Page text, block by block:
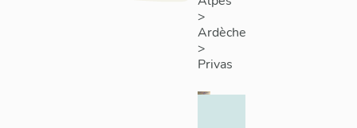
>
Ardèche
>
Privas